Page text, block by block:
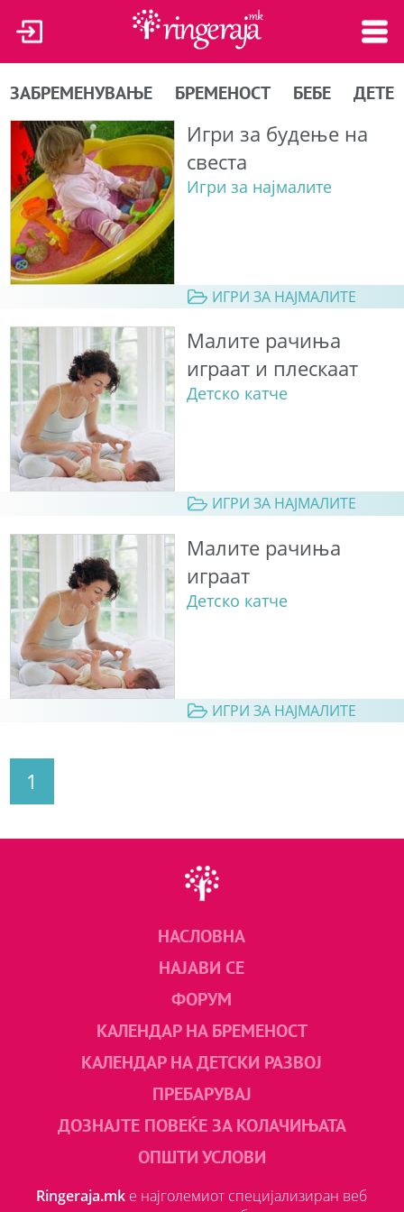
ЗАБРЕМЕНУВАЊЕ БРЕМЕНОСТ БЕБЕ ДЕТЕ
Игри за будење на
свеста
Игри за најмалите
ИГРИ ЗА НАЈМАЛИТЕ
Малите рачиња
играат и плескаат
Детско катче
ИГРИ ЗА НАЈМАЛИТЕ
Малите рачиња
играат
Детско катче
ИГРИ ЗА НАЈМАЛИТЕ
1
НАСЛОВНА
НАЈАВИ СЕ
ФОРУМ
КАЛЕНДАР НА БРЕМЕНОСТ
КАЛЕНДАР НА ДЕТСКИ РАЗВОЈ
ПРЕБАРУВАЈ
ДОЗНАЈТЕ ПОВЕЌЕ ЗА КОЛАЧИЊАТА
ОПШТИ УСЛОВИ
Ringeraja.mk е најголемиот специјализиран веб